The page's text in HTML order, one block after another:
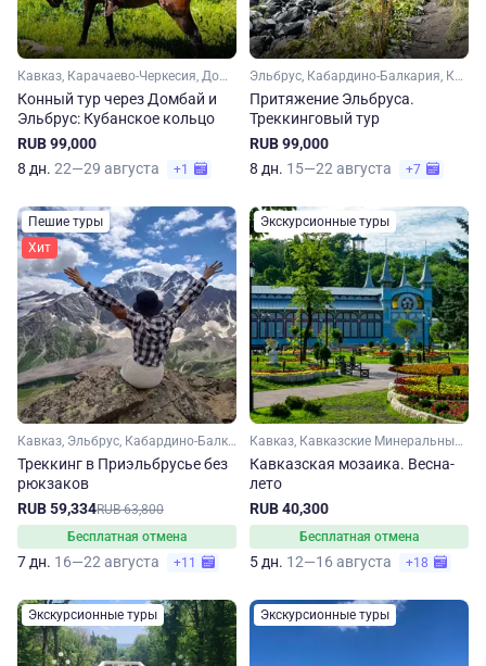
Кавказ, Карачаево-Черкесия, Домбай, Эльбрус
Конный тур через Домбай и
Эльбрус: Кубанское кольцо
RUB 99,000
8 дн. 22—29 августа +1
Эльбрус, Кабардино-Балкария, Кавказ
Притяжение Эльбруса.
Треккинговый тур
RUB 99,000
8 дн. 15—22 августа +7
Пешие туры
Хит
Кавказ, Эльбрус, Кабардино-Балкария
Треккинг в Приэльбрусье без
рюкзаков
RUB 59,334RUB 63,800
Бесплатная отмена
7 дн. 16—22 августа +11
Экскурсионные туры
Кавказ, Кавказские Минеральные Воды, Кабардино-Балкария, Эльбрус, Домбай, Карачаево-Черкесия
Кавказская мозаика. Весна-
лето
RUB 40,300
Бесплатная отмена
5 дн. 12—16 августа +18
Экскурсионные туры Экскурсионные туры